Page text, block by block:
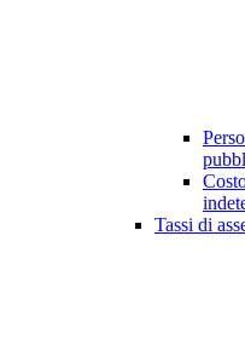
Tassi di